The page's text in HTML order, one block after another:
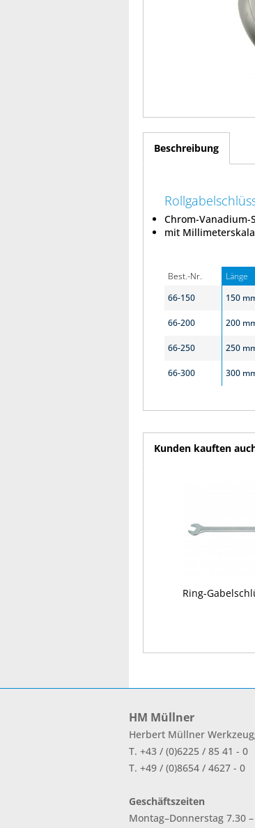
Beschreibung
Chrom-Vanadium-
mit Millimeterskala
Best.-Nr. Länge
66-150
150
66-200 200
66-250 250
66-300 300
Kunden kauften
Ring-
HM Müllner
Herbert Müllner
T. +43 / (0)6225 / 85 41 - 0
T. +49 / (0)8654 / 4627 - 0
Geschäftszeiten
Montag–Donnerstag 7.30